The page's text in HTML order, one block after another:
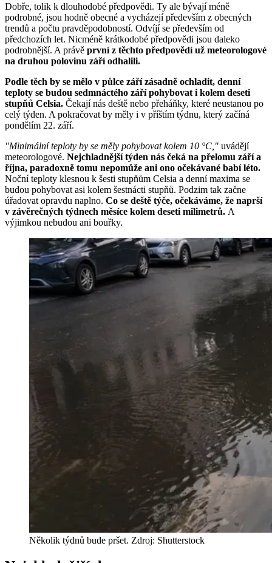
Dobře, tolik k dlouhodobé předpovědi. Ty ale bývají méně
podrobné, jsou hodně obecné a vycházejí především z obecných
trendů a počtu pravděpodobností. Odvíjí se především od
předchozích let. Nicméně krátkodobé předpovědi jsou daleko
podrobnější. A právě první z těchto předpovědí už meteorologové
na druhou polovinu září odhalili.
Podle těch by se mělo v půlce září zásadně ochladit, denní
teploty se budou sedmnáctého září pohybovat i kolem deseti
stupňů Celsia. Čekají nás deště nebo přeháňky, které neustanou po
celý týden. A pokračovat by měly i v příštím týdnu, který začíná
pondělím 22. září.
"Minimální teploty by se měly pohybovat kolem 10 °C," uvádějí
meteorologové. Nejchladnější týden nás čeká na přelomu září a
října, paradoxně tomu nepomůže ani ono očekávané babí léto.
Noční teploty klesnou k šesti stupňům Celsia a denní maxima se
budou pohybovat asi kolem šestnácti stupňů. Podzim tak začne
úřadovat opravdu naplno. Co se deště týče, očekáváme, že naprší
v závěrečných týdnech měsíce kolem deseti milimetrů. A
výjimkou nebudou ani bouřky.
Několik týdnů bude pršet. Zdroj: Shutterstock